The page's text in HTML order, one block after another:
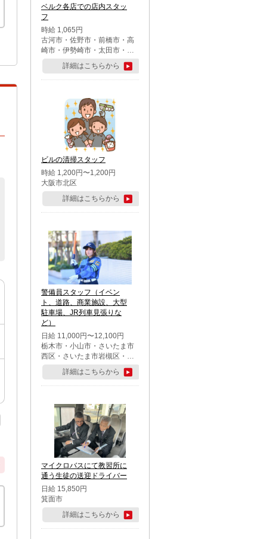
ベルク各店での店内スタッ
フ
時給 1,065円
古河市・佐野市・前橋市・高
崎市・伊勢崎市・太田市・館
林市・藤岡市・大泉町・さい
たま市北区・川越市・熊谷
市・行田市・秩父市・所沢
市・鶴ケ島市・千葉市中央
区・市川市・松戸市・習志野
市・柏市・流山市・八千代
市・足立区・江戸川区・八王
子市・町田市
詳細はこちらから
ビルの清掃スタッフ
時給 1,200円〜1,200円
大阪市北区
詳細はこちらから
警備員スタッフ（イベン
ト、道路、商業施設、大型
駐車場、JR列車見張りな
ど）
日給 11,000円〜12,100円
栃木市・小山市・さいたま市
西区・さいたま市岩槻区・久
喜市・蓮田市
詳細はこちらから
マイクロバスにて教習所に
通う生徒の送迎ドライバー
日給 15,850円
箕面市
詳細はこちらから